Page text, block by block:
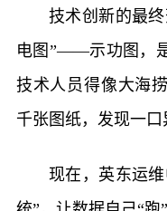
技术创新的最
电图”——示功图，
技术人员得像大海
千张图纸，发现一口
现在，英东运